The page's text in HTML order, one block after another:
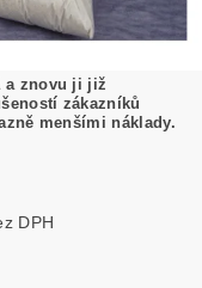
a znovu ji již
zákazníků
menšími náklady.
Kč bez DPH